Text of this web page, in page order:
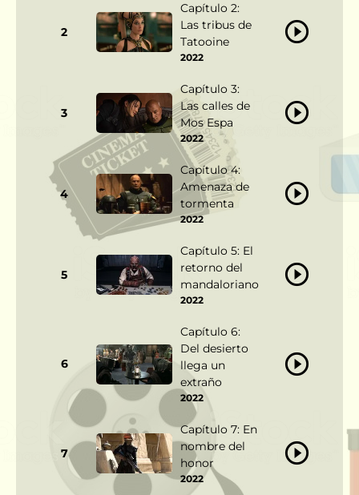
2
Capítulo 2:
Las tribus de
Tatooine
2022
3
Capítulo 3:
Las calles de
Mos Espa
2022
4
Capítulo 4:
Amenaza de
tormenta
2022
5
Capítulo 5: El
retorno del
mandaloriano
2022
6
Capítulo 6:
Del desierto
llega un
extraño
2022
7
Capítulo 7: En
nombre del
honor
2022